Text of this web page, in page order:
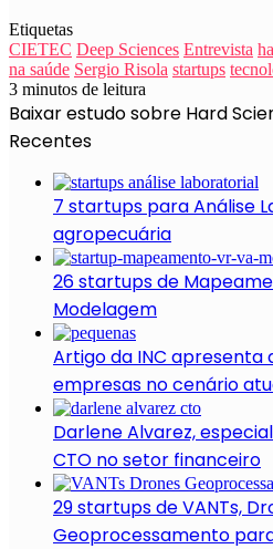
Etiquetas
CIETEC Deep Sciences Entrevista
na saúde Sergio Risola startups
3 minutos de leitura
Baixar estudo sobre Hard
Recentes
7 startups para Análise
agropecuária
26 startups de
Modelagem
Artigo da INC apresenta
empresas no cenário
Darlene Alvarez,
CTO no setor financeiro
29 startups de VANTs,
Geoprocessamento